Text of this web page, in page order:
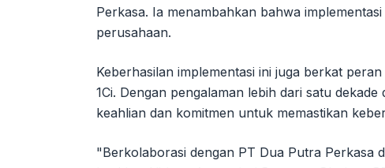
Perkasa. Ia menambahkan bahwa
perusahaan.
Keberhasilan implementasi ini juga berkat
1Ci. Dengan pengalaman lebih dari satu
keahlian dan komitmen untuk memastikan
"Berkolaborasi dengan PT Dua Putra Perkasa